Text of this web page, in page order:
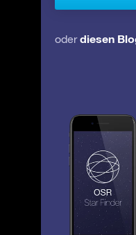
oderdiesen